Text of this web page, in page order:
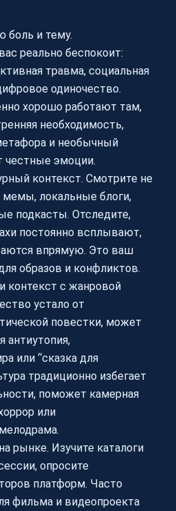
боль и тему.
реально беспокоит:
травма, социальная
одиночество.
хорошо работают там,
необходимость,
и необычный
честные эмоции.
контекст. Смотрите не
мемы, локальные блоги,
подкасты. Отследите,
постоянно всплывают,
впрямую. Это ваш
образов и конфликтов.
контекст с жанровой
устало от
повестки, может
антиутопия,
или “сказка для
традиционно избегает
поможет камерная
или
рынке. Изучите каталоги
опросите
платформ. Часто
фильма и видеопроекта